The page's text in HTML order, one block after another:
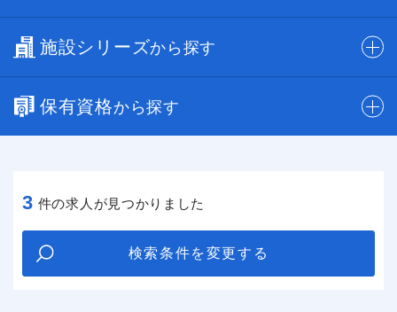
施設シリーズから探す
保有資格から探す
3 件の求人が見つかりました
検索条件を変更する